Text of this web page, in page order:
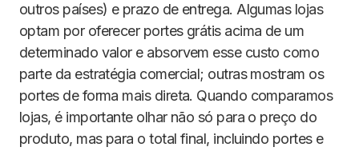
outros países) e prazo de entrega. Algumas lojas
optam por oferecer portes grátis acima de um
determinado valor e absorvem esse custo como
parte da estratégia comercial; outras mostram os
portes de forma mais direta. Quando comparamos
lojas, é importante olhar não só para o preço do
produto, mas para o total final, incluindo portes e